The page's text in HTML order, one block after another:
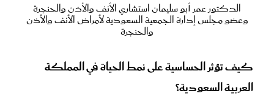
الدكتور عمر أبو سليمان استشاري الأنف والأذن والحنجرة
وعضو مجلس إدارة الجمعية السعودية لأمراض الأنف والأذن
والحنجرة
كيف تؤثر الحساسية على نمط الحياة في المملكة
العربية السعودية؟